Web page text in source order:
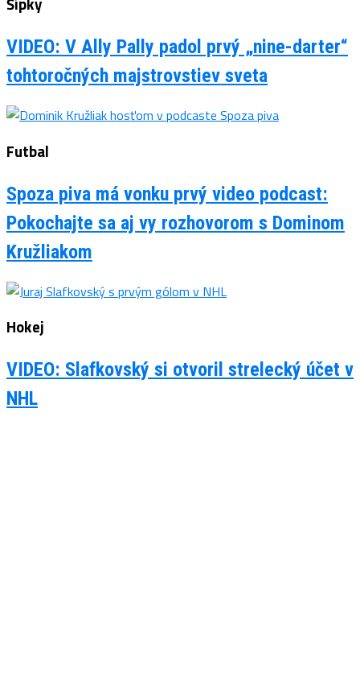
VIDEO: V Ally Pally padol prvý „nine-darter“
tohtoročných majstrovstiev sveta
Futbal
Spoza piva má vonku prvý video podcast:
Pokochajte sa aj vy rozhovorom s Dominom
Kružliakom
Hokej
VIDEO: Slafkovský si otvoril strelecký účet v
NHL